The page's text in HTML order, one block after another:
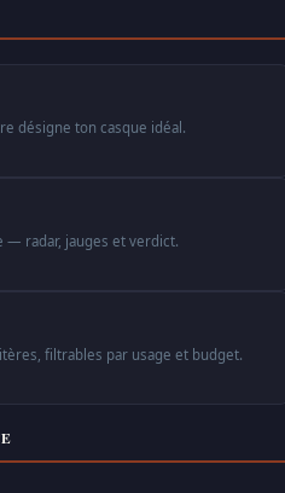
désigne ton casque idéal.
— radar, jauges et verdict.
filtrables par usage et budget.